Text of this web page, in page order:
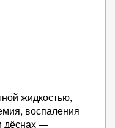
жидкостью,
воспаления
дёснах —